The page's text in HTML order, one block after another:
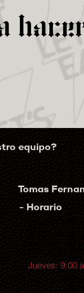
equipo?
Tomas
- Horario
Lunes:
Martes: 9:00
Miércoles:
Jueves: 9:00
Viernes: 9:00